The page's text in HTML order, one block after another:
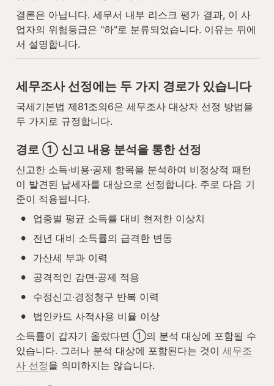
결론은 아닙니다. 세무서 내부 리스크 평가 결과, 이 사
업자의 위험등급은 "하"로 분류되었습니다. 이유는 뒤에
서 설명합니다.
세무조사 선정에는 두 가지 경로가 있습니다
국세기본법 제81조의6은 세무조사 대상자 선정 방법을
두 가지로 규정합니다.
경로 ① 신고 내용 분석을 통한 선정
신고한 소득·비용·공제 항목을 분석하여 비정상적 패턴
이 발견된 납세자를 대상으로 선정합니다. 주로 다음 기
준이 적용됩니다.
• 업종별 평균 소득률 대비 현저한 이상치
• 전년 대비 소득률의 급격한 변동
• 가산세 부과 이력
• 공격적인 감면·공제 적용
• 수정신고·경정청구 반복 이력
•
법인카드 사적사용 비율 이상
소득률이 갑자기 올랐다면 ①의 분석 대상에 포함될 수
있습니다. 그러나 분석 대상에 포함된다는 것이 세무조
사 선정을 의미하지는 않습니다.